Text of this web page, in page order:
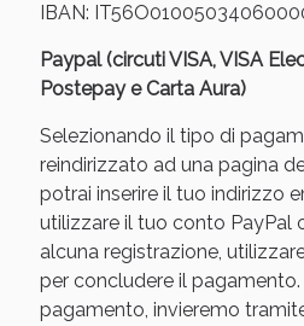
IBAN:
Paypal (circuti VISA, VISA
Postepay e Carta Aura)
Selezionando il tipo di
reindirizzato ad una pagina
potrai inserire il tuo indirizzo
utilizzare il tuo conto PayPal
alcuna registrazione,
per concludere il
pagamento, invieremo